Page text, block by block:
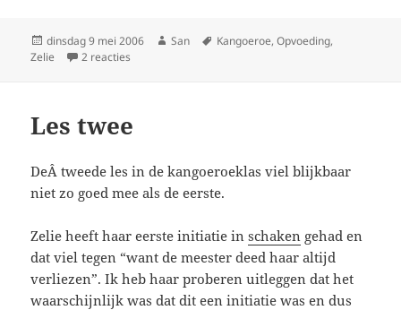
Geplaatst
op
dinsdag 9 mei 2006 Auteur
San Tags
Kangoeroe,Opvoeding,
Zelie
2 reacties
Les twee
DeÂ tweede les in de kangoeroeklas viel blijkbaar
niet zo goed mee als de eerste.
Zelie heeft haar eerste initiatie inschaken gehad en
dat viel tegen “want de meester deed haar altijd
verliezen”. Ik heb haar proberen uitleggen dat het
waarschijnlijk was dat dit een initiatie was en dus